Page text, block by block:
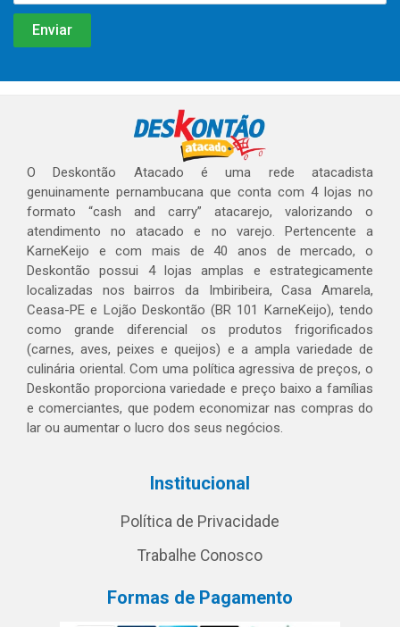
O Deskontão Atacado é uma rede atacadista
genuinamente pernambucana que conta com 4 lojas no
formato “cash and carry” atacarejo, valorizando o
atendimento no atacado e no varejo. Pertencente a
KarneKeijo e com mais de 40 anos de mercado, o
Deskontão possui 4 lojas amplas e estrategicamente
localizadas nos bairros da Imbiribeira, Casa Amarela,
Ceasa-PE e Lojão Deskontão (BR 101 KarneKeijo), tendo
como grande diferencial os produtos frigorificados
(carnes, aves, peixes e queijos) e a ampla variedade de
culinária oriental. Com uma política agressiva de preços, o
Deskontão proporciona variedade e preço baixo a famílias
e comerciantes, que podem economizar nas compras do
lar ou aumentar o lucro dos seus negócios.
Institucional
Política de Privacidade
Trabalhe Conosco
Formas de Pagamento